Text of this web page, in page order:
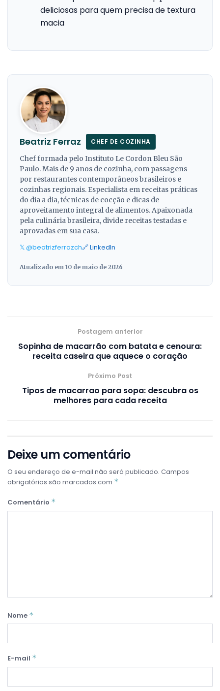
deliciosas para quem precisa de textura
macia
Beatriz Ferraz CHEF DE COZINHA
Chef formada pelo Instituto Le Cordon Bleu São
Paulo. Mais de 9 anos de cozinha, com passagens
por restaurantes contemporâneos brasileiros e
cozinhas regionais. Especialista em receitas práticas
do dia a dia, técnicas de cocção e dicas de
aproveitamento integral de alimentos. Apaixonada
pela culinária brasileira, divide receitas testadas e
aprovadas em sua casa.
𝕏 @beatrizferrazch🔗 LinkedIn
Atualizado em 10 de maio de 2026
Postagem anterior
Sopinha de macarrão com batata e cenoura:
receita caseira que aquece o coração
Próximo Post
Tipos de macarrao para sopa: descubra os
melhores para cada receita
Deixe um comentário
O seu endereço de e-mail não será publicado. Campos
obrigatórios são marcados com *
Comentário *
Nome *
E-mail *